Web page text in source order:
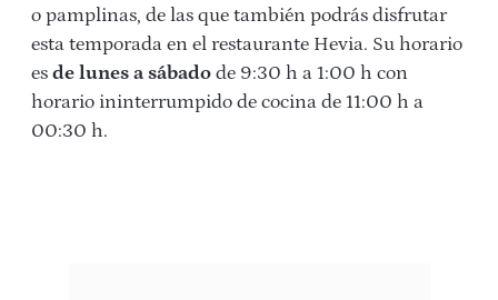
o pamplinas, de las que también podrás disfrutar
esta temporada en el restaurante Hevia. Su horario
es de lunes a sábado de 9:30 h a 1:00 h con
horario ininterrumpido de cocina de 11:00 h a
00:30 h.